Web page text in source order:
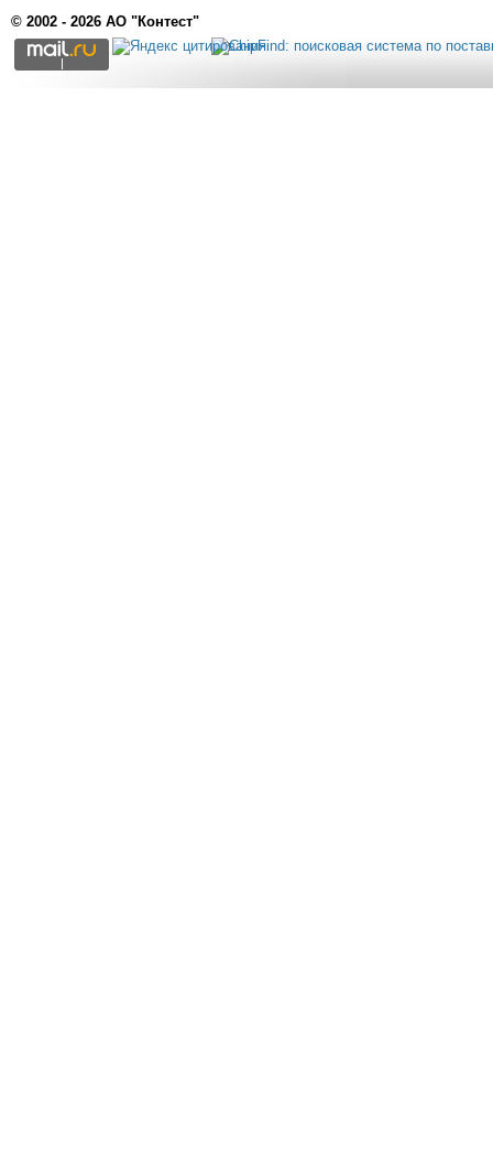
© 2002 - 2026 АО "Контест"